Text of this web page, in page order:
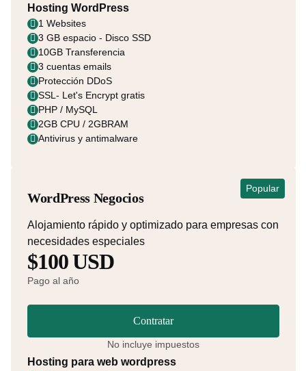
Hosting WordPress
1 Websites
3 GB espacio - Disco SSD
10GB Transferencia
3 cuentas emails
Protección DDoS
SSL- Let's Encrypt gratis
PHP / MySQL
2GB CPU / 2GBRAM
Antivirus y antimalware
Popular
WordPress Negocios
Alojamiento rápido y optimizado para empresas con
necesidades especiales
$100 USD
Pago al año
Contratar
No incluye impuestos
Hosting para web wordpress